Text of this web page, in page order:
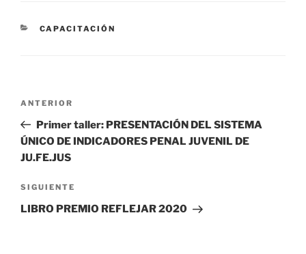
CATEGORÍAS
CAPACITACIÓN
entradas
Entrada
anterior
ANTERIOR
Primer taller: PRESENTACIÓN DEL SISTEMA
ÚNICO DE INDICADORES PENAL JUVENIL DE
JU.FE.JUS
Siguiente
entrada
SIGUIENTE
LIBRO PREMIO REFLEJAR 2020